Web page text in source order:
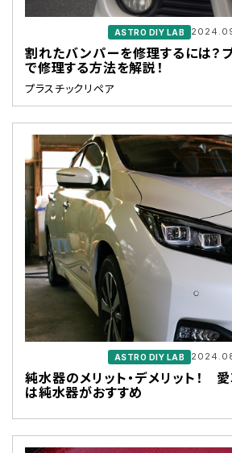
ASTRO DIY LAB
割れたバンパーを修理するには？
で修理する方法を解説！
プラスチックリペア
ASTRO DIY LAB
純水器のメリット・デメリット！
は純水器がおすすめ